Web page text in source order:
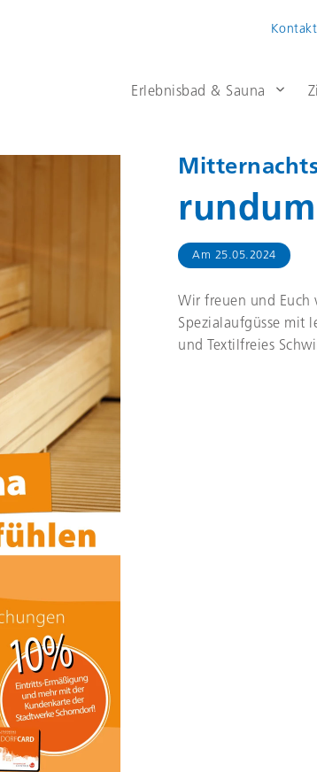
Kontakt
Erlebnisbad & Sauna
Am 25.05.2024
Wir freuen und Euch
Spezialaufgüsse mit
und Textilfreies